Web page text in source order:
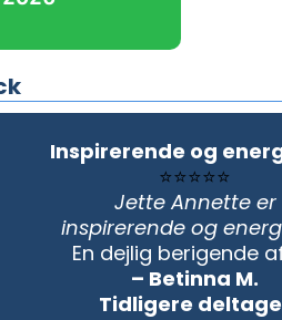
Inspirerende og
⭐⭐⭐⭐⭐
Jette Annette er
inspirerende og
En dejlig berigende
– Betinna M.
Tidligere